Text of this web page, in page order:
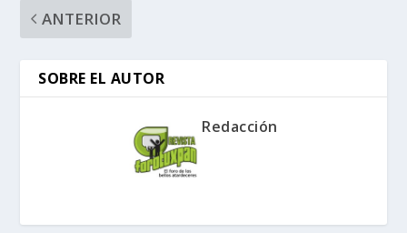
ANTERIOR
SOBRE EL AUTOR
Redacción